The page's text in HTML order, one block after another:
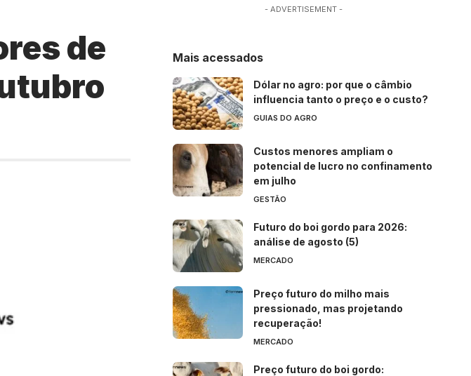
de
- ADVERTISEMENT -
Mais acessados
Dólar no agro: por que o câmbio
influencia tanto o preço e o custo?
GUIAS DO AGRO
Custos menores ampliam o
potencial de lucro no confinamento
em julho
GESTÃO
Futuro do boi gordo para 2026:
análise de agosto (5)
MERCADO
Preço futuro do milho mais
pressionado, mas projetando
recuperação!
MERCADO
Preço futuro do boi gordo: